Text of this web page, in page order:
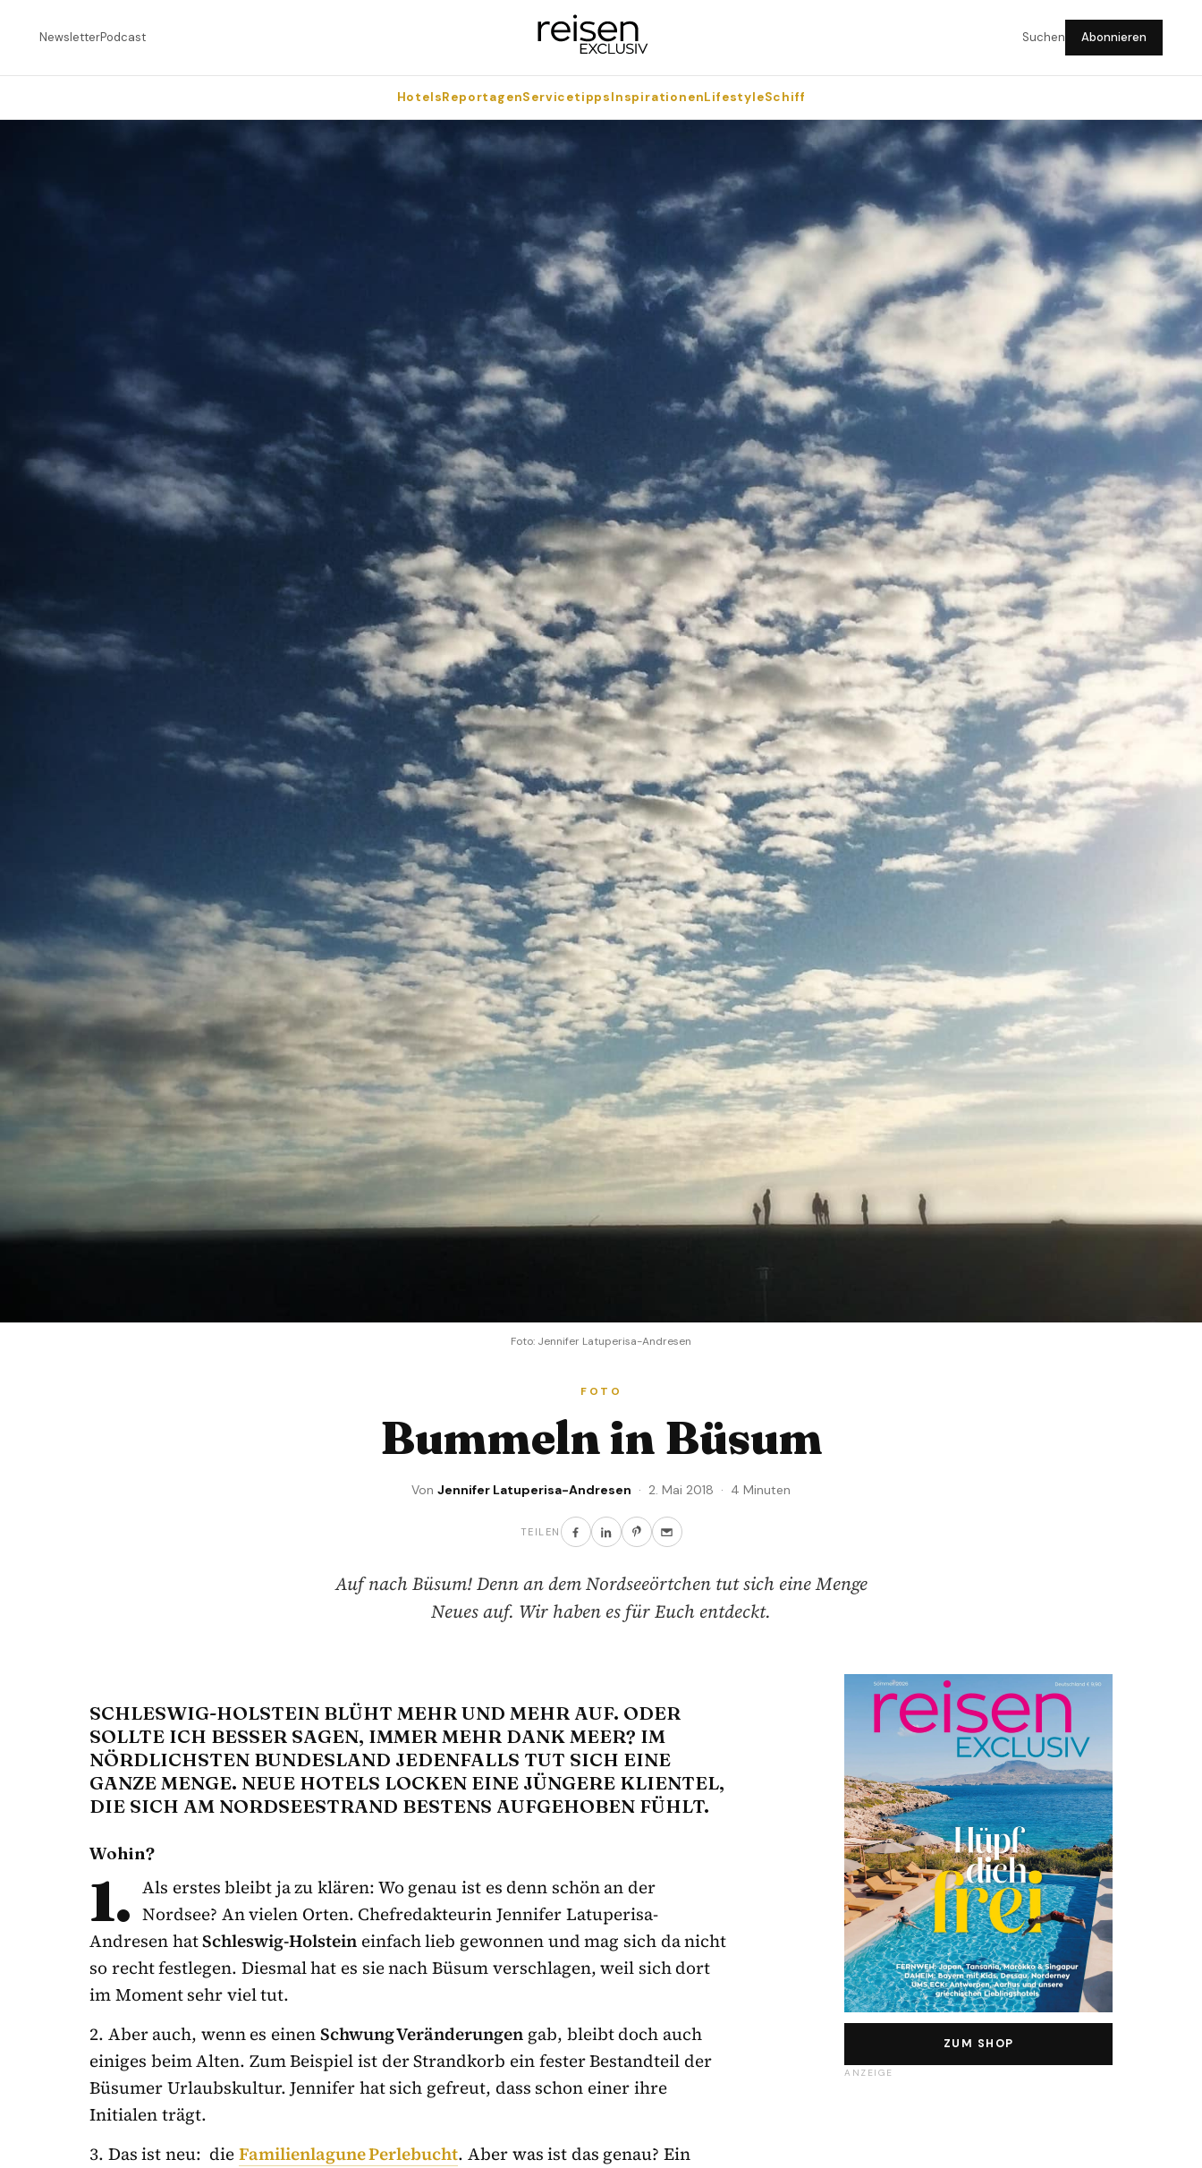
NewsletterPodcast Suchen Abonnieren
HotelsReportagenServicetippsInspirationenLifestyleSchiff
Foto: Jennifer Latuperisa-Andresen
FOTO
Bummeln in Büsum
Von Jennifer Latuperisa-Andresen · 2. Mai 2018 · 4 Minuten
TEILEN
Auf nach Büsum! Denn an dem Nordseeörtchen tut sich eine Menge
Neues auf. Wir haben es für Euch entdeckt.
SCHLESWIG-HOLSTEIN BLÜHT MEHR UND MEHR AUF. ODER
SOLLTE ICH BESSER SAGEN, IMMER MEHR DANK MEER? IM
NÖRDLICHSTEN BUNDESLAND JEDENFALLS TUT SICH EINE
GANZE MENGE. NEUE HOTELS LOCKEN EINE JÜNGERE KLIENTEL,
DIE SICH AM NORDSEESTRAND BESTENS AUFGEHOBEN FÜHLT.
Wohin?
1. Als erstes bleibt ja zu klären: Wo genau ist es denn schön an der
Nordsee? An vielen Orten. Chefredakteurin Jennifer Latuperisa-
Andresen hatSchleswig-Holstein einfach lieb gewonnen und mag sich da nicht
so recht festlegen. Diesmal hat es sie nach Büsum verschlagen, weil sich dort
im Moment sehr viel tut.
2. Aber auch, wenn es einenSchwung Veränderungen gab, bleibt doch auch
einiges beim Alten. Zum Beispiel ist der Strandkorb ein fester Bestandteil der
Büsumer Urlaubskultur. Jennifer hat sich gefreut, dass schon einer ihre
Initialen trägt.
3. Das ist neu: dieFamilienlagunePerlebucht. Aber was ist das genau? Ein
ZUM SHOP
ANZEIGE